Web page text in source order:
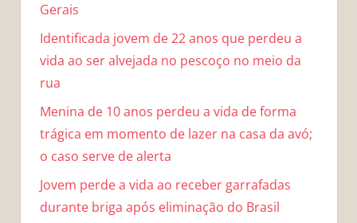
Gerais
Identificada jovem de 22 anos que perdeu a
vida ao ser alvejada no pescoço no meio da
rua
Menina de 10 anos perdeu a vida de forma
trágica em momento de lazer na casa da avó;
o caso serve de alerta
Jovem perde a vida ao receber garrafadas
durante briga após eliminação do Brasil